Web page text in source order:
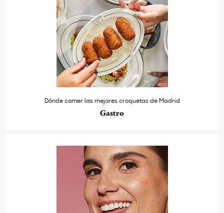
Dónde comer las mejores croquetas de Madrid
Gastro